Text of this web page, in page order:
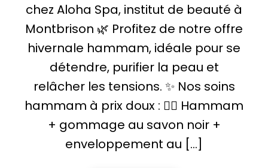
chez Aloha Spa, institut de beauté à
Montbrison 🌿 Profitez de notre offre
hivernale hammam, idéale pour se
détendre, purifier la peau et
relâcher les tensions. ✨ Nos soins
hammam à prix doux : 🧖‍♀️ Hammam
+ gommage au savon noir +
enveloppement au […]